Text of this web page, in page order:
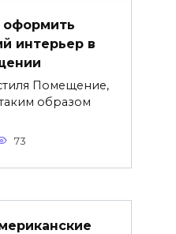
интерьер в
Помещение,
образом
73